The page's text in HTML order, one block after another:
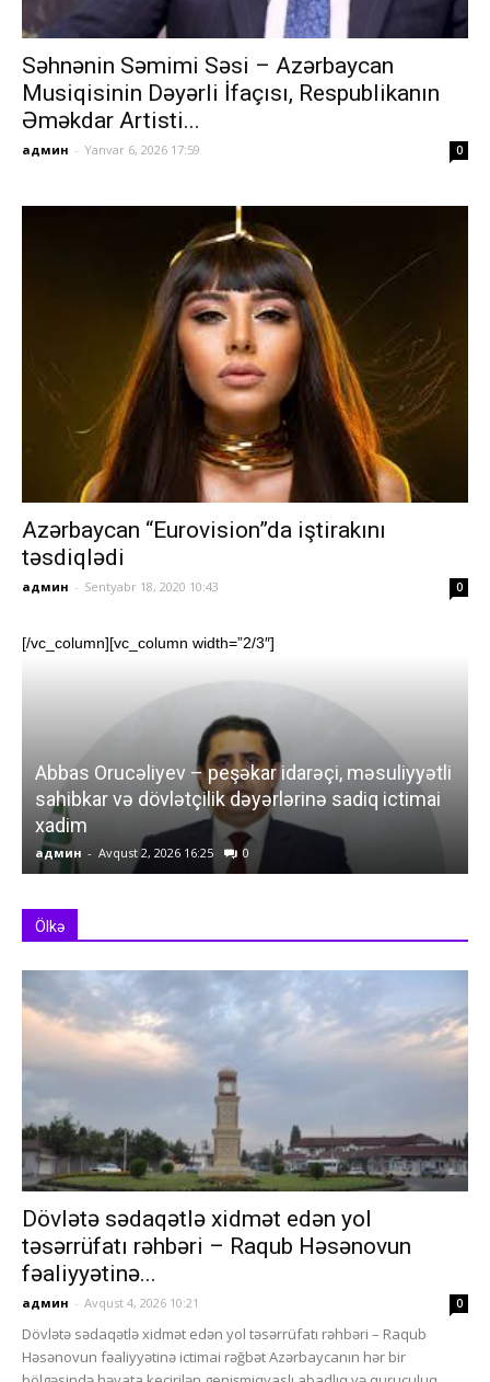
Səhnənin Səmimi Səsi – Azərbaycan
Musiqisinin Dəyərli İfaçısı, Respublikanın
Əməkdar Artisti...
админ - Yanvar 6, 2026 17:59 0
Azərbaycan “Eurovision”da iştirakını
təsdiqlədi
админ - Sentyabr 18, 2020 10:43 0
[/vc_column][vc_column width=”2/3″]
Abbas Orucəliyev – peşəkar idarəçi, məsuliyyətli
sahibkar və dövlətçilik dəyərlərinə sadiq ictimai
xadim
админ - Avqust 2, 2026 16:25 0
Ölkə
Dövlətə sədaqətlə xidmət edən yol
təsərrüfatı rəhbəri – Raqub Həsənovun
fəaliyyətinə...
админ - Avqust 4, 2026 10:21 0
Dövlətə sədaqətlə xidmət edən yol təsərrüfatı rəhbəri – Raqub
Həsənovun fəaliyyətinə ictimai rəğbət Azərbaycanın hər bir